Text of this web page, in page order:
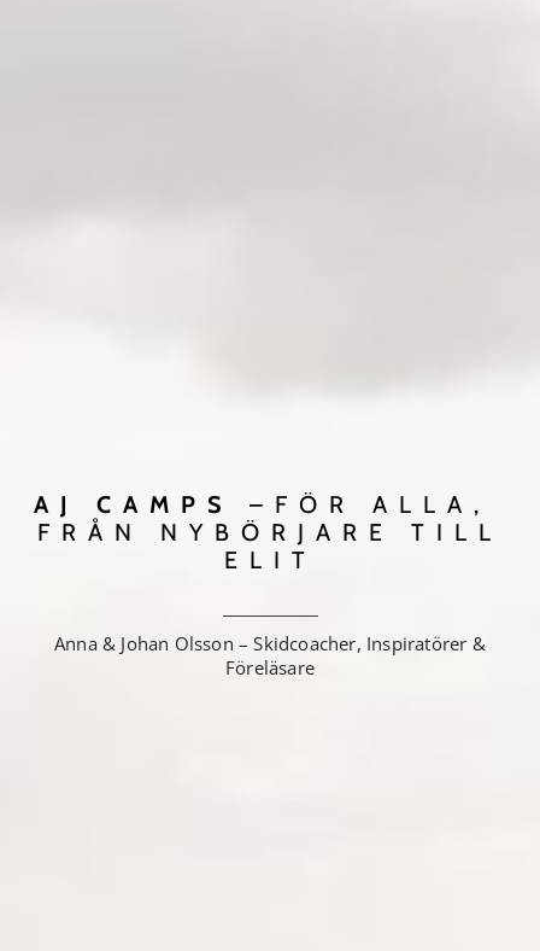
AJ CAMPS
–FÖR ALLA,
FRÅN NYBÖRJARE TILL
ELIT
Anna & Johan Olsson – Skidcoacher, Inspiratörer &
Föreläsare